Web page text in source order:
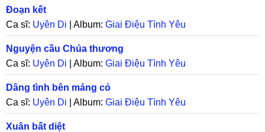
Đoạn kết
Ca sĩ: Uyên Di | Album: Giai Điệu Tình Yêu
Nguyện cầu Chúa thương
Ca sĩ: Uyên Di | Album: Giai Điệu Tình Yêu
Dâng tình bên máng cỏ
Ca sĩ: Uyên Di | Album: Giai Điệu Tình Yêu
Xuân bất diệt